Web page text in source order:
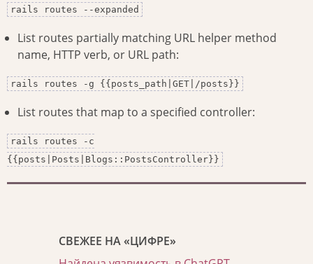
rails routes --expanded
List routes partially matching URL helper method
name, HTTP verb, or URL path:
rails routes -g {{posts_path|GET|/posts}}
List routes that map to a specified controller:
rails routes -c
{{posts|Posts|Blogs::PostsController}}
СВЕЖЕЕ НА «ЦИФРЕ»